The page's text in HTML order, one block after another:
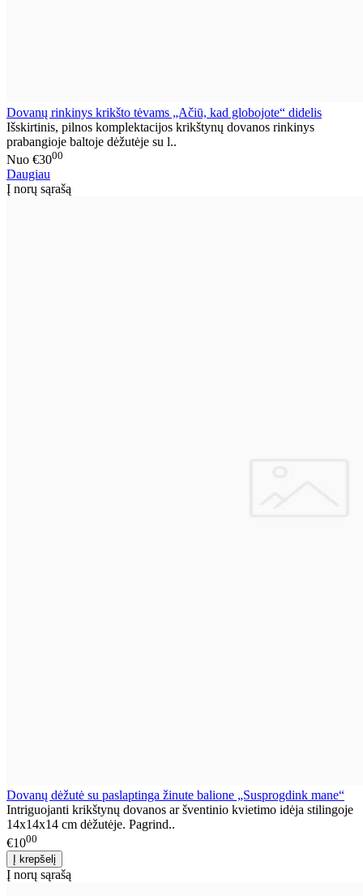
Dovanų rinkinys krikšto tėvams „Ačiū, kad globojote“ didelis
Išskirtinis, pilnos komplektacijos krikštynų dovanos rinkinys
prabangioje baltoje dėžutėje su l..
Nuo €3000
Daugiau
Į norų sąrašą
Dovanų dėžutė su paslaptinga žinute balione „Susprogdink mane“
Intriguojanti krikštynų dovanos ar šventinio kvietimo idėja stilingoje
14x14x14 cm dėžutėje. Pagrind..
€1000
Į norų sąrašą